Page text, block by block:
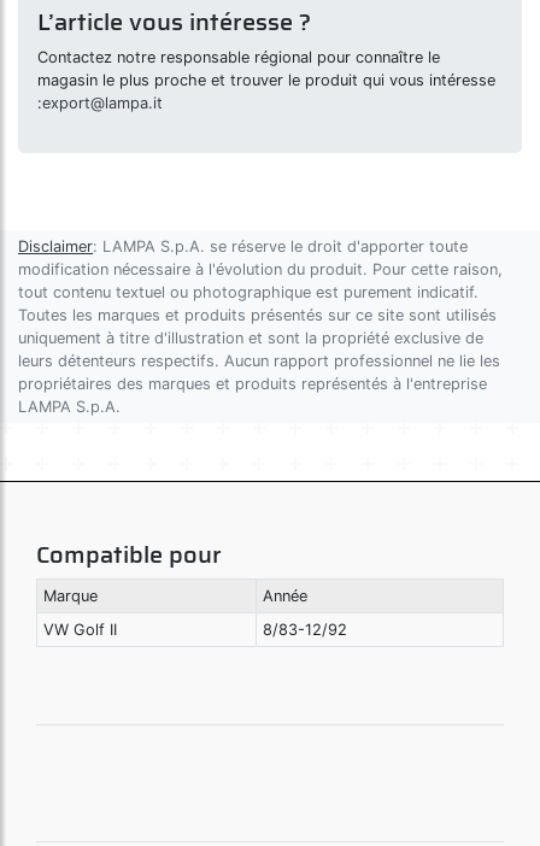
L’article vous intéresse ?
Contactez notre responsable régional pour connaître le
magasin le plus proche et trouver le produit qui vous intéresse
:export@lampa.it
Disclaimer: LAMPA S.p.A. se réserve le droit d'apporter toute
modification nécessaire à l'évolution du produit. Pour cette raison,
tout contenu textuel ou photographique est purement indicatif.
Toutes les marques et produits présentés sur ce site sont utilisés
uniquement à titre d'illustration et sont la propriété exclusive de
leurs détenteurs respectifs. Aucun rapport professionnel ne lie les
propriétaires des marques et produits représentés à l'entreprise
LAMPA S.p.A.
Compatible pour
Marque
Année
VW Golf II
8/83-12/92